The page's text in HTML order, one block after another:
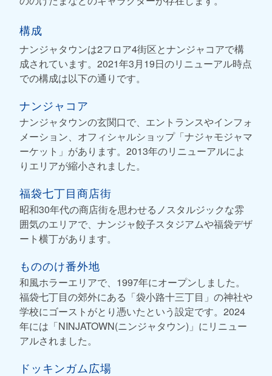
構成
ナンジャタウンは2フロア4街区とナンジャコアで構
成されています。2021年3月19日のリニューアル時点
での構成は以下の通りです。
ナンジャコア
ナンジャタウンの玄関口で、エントランスやインフォ
メーション、オフィシャルショップ「ナジャモジャマ
ーケット」があります。2013年のリニューアルによ
りエリアが縮小されました。
福袋七丁目商店街
昭和30年代の商店街を思わせるノスタルジックな雰
囲気のエリアで、ナンジャ餃子スタジアムや福袋デザ
ート横丁があります。
もののけ番外地
和風ホラーエリアで、1997年にオープンしました。
福袋七丁目の郊外にある「袋小路十三丁目」の神社や
学校にゴーストがとり憑いたという設定です。2024
年には「NINJATOWN(ニンジャタウン)」にリニュー
アルされました。
ドッキンガム広場